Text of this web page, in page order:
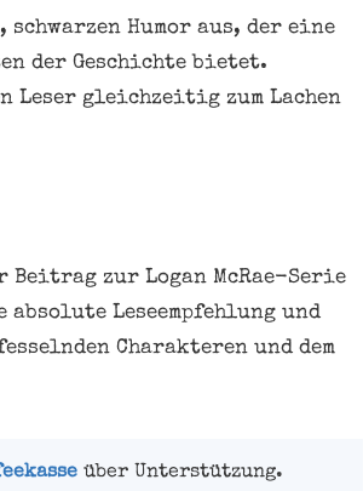
Humor aus, der eine
der Geschichte bietet.
Leser gleichzeitig zum Lachen
zur Logan McRae-Serie
Leseempfehlung und
Charakteren und dem
über Unterstützung.